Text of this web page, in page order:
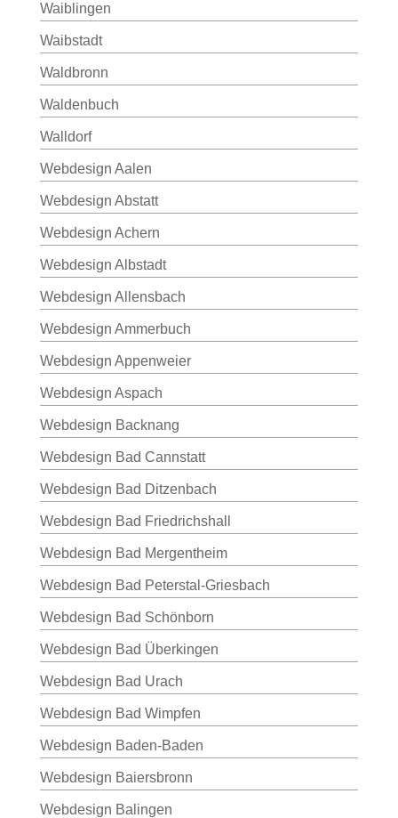
Waiblingen
Waibstadt
Waldbronn
Waldenbuch
Walldorf
Webdesign Aalen
Webdesign Abstatt
Webdesign Achern
Webdesign Albstadt
Webdesign Allensbach
Webdesign Ammerbuch
Webdesign Appenweier
Webdesign Aspach
Webdesign Backnang
Webdesign Bad Cannstatt
Webdesign Bad Ditzenbach
Webdesign Bad Friedrichshall
Webdesign Bad Mergentheim
Webdesign Bad Peterstal-Griesbach
Webdesign Bad Schönborn
Webdesign Bad Überkingen
Webdesign Bad Urach
Webdesign Bad Wimpfen
Webdesign Baden-Baden
Webdesign Baiersbronn
Webdesign Balingen